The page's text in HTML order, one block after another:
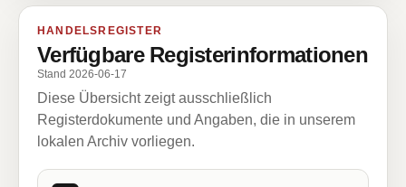
HANDELSREGISTER
Verfügbare Registerinformationen
Stand 2026-06-17
Diese Übersicht zeigt ausschließlich
Registerdokumente und Angaben, die in unserem
lokalen Archiv vorliegen.